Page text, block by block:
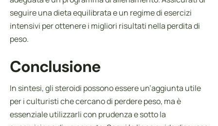
seguire una dieta equilibrata e un regime di esercizi
intensivi per ottenere i migliori risultati nella perdita di
peso.
Conclusione
In sintesi, gli steroidi possono essere un’aggiunta utile
per i culturisti che cercano di perdere peso, ma è
essenziale utilizzarli con prudenza e sotto la